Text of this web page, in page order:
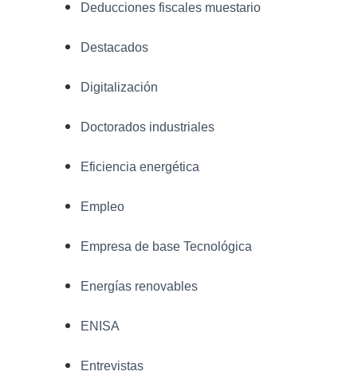
Deducciones fiscales muestario
Destacados
Digitalización
Doctorados industriales
Eficiencia energética
Empleo
Empresa de base Tecnológica
Energías renovables
ENISA
Entrevistas